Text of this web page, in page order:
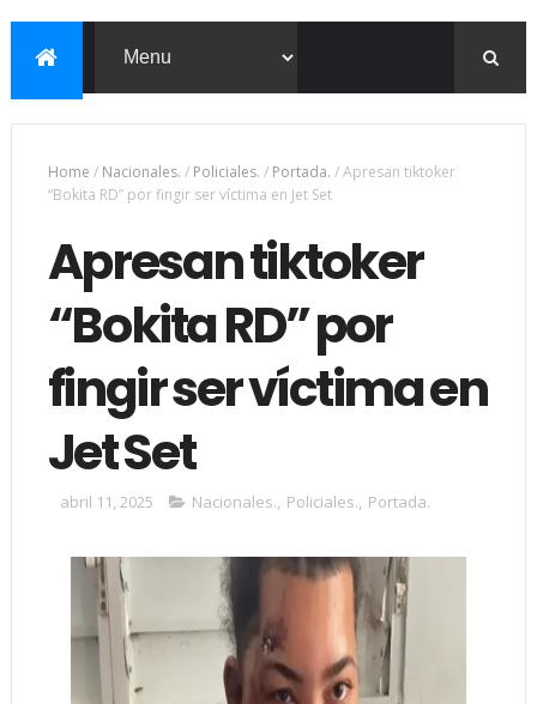
Home / Nacionales. / Policiales. / Portada. /Apresan tiktoker
“Bokita RD” por fingir ser víctima en Jet Set
Apresan tiktoker
“Bokita RD” por
fingir ser víctima en
Jet Set
abril 11, 2025 Nacionales., Policiales., Portada.